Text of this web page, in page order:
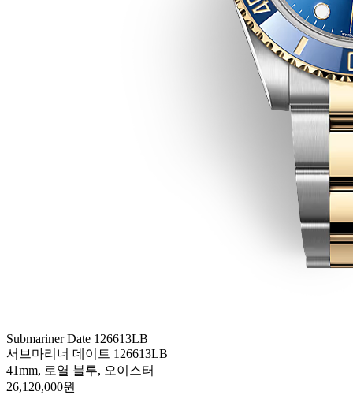
Submariner Date 126613LB
서브마리너 데이트 126613LB
41mm, 로열 블루, 오이스터
26,120,000원